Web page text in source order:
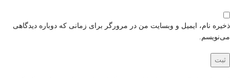
ذخیره نام، ایمیل و وبسایت من در مرورگر برای زمانی که دوباره دیدگاهی
می‌نویسم.